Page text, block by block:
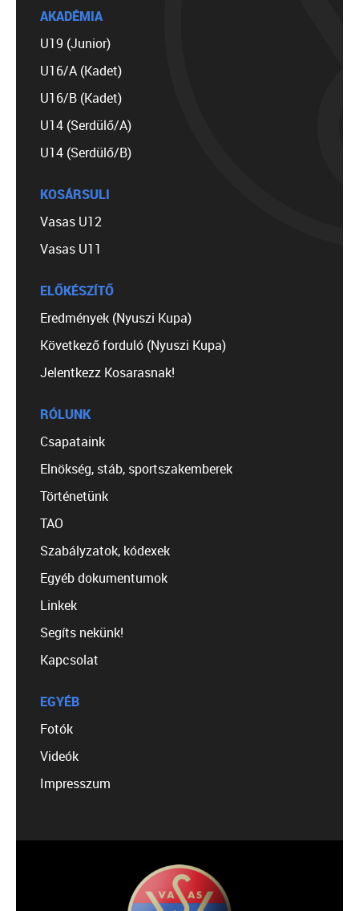
AKADÉMIA
U19 (Junior)
U16/A (Kadet)
U16/B (Kadet)
U14 (Serdülő/A)
U14 (Serdülő/B)
KOSÁRSULI
Vasas U12
Vasas U11
ELŐKÉSZÍTŐ
Eredmények (Nyuszi Kupa)
Következő forduló (Nyuszi Kupa)
Jelentkezz Kosarasnak!
RÓLUNK
Csapataink
Elnökség, stáb, sportszakemberek
Történetünk
TAO
Szabályzatok, kódexek
Egyéb dokumentumok
Linkek
Segíts nekünk!
Kapcsolat
EGYÉB
Fotók
Videók
Impresszum